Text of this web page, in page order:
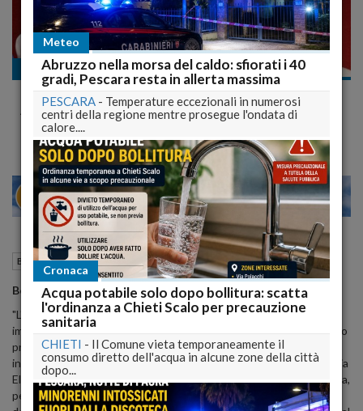
Ballottaggi 2014
Il Ministro Boschi a Pescara per sostenere
Alessandrini e la Di Pasquale
MILANO 24 28
Ballottaggi 2014 Pescara (PE) 31 Maggio 2014 16:25
Boschi, l'Italia si è rimessa in marcia
"L'Italia si è rimessa in marcia con questo risultato elettorale
importante. Anche in Abruzzo c'è stato un segnale di cambiamento
profondo. Adesso aspettiamo anche Pescara per ripartire tutti
insieme" . Lo ha detto il ministro per le Riforme Costituzionali, Maria
Elena Boschi, a margine di una manifestazione elettorale, a Pescara,
per dare sostegno alla campagna elettorale del candidato sindaco
Meteo
Abruzzo nella morsa del caldo: sfiorati i 40
gradi, Pescara resta in allerta massima
PESCARA - Temperature eccezionali in numerosi
centri della regione mentre prosegue l'ondata di
calore....
Cronaca
Acqua potabile solo dopo bollitura: scatta
l'ordinanza a Chieti Scalo per precauzione
sanitaria
CHIETI - Il Comune vieta temporaneamente il
consumo diretto dell'acqua in alcune zone della città
dopo...